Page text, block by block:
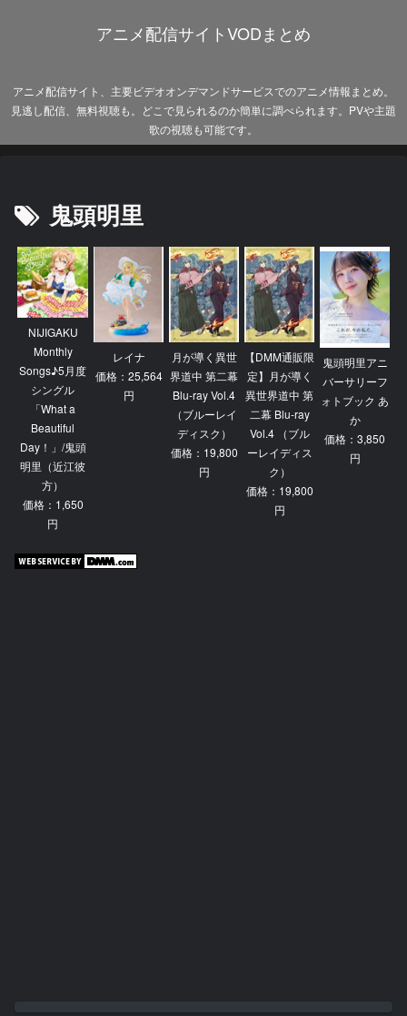
アニメ配信サイトVODまとめ
アニメ配信サイト、主要ビデオオンデマンドサービスでのアニメ情報まとめ。
見逃し配信、無料視聴も。どこで見られるのか簡単に調べられます。PVや主題
歌の視聴も可能です。
鬼頭明里
NIJIGAKU
Monthly
Songs♪5月度
シングル
「What a
Beautiful
Day！」/鬼頭
明里（近江彼
方）
価格：1,650
円
レイナ
価格：25,564
円
月が導く異世
界道中 第二幕
Blu-ray Vol.4
（ブルーレイ
ディスク）
価格：19,800
円
【DMM通販限
定】月が導く
異世界道中 第
二幕 Blu-ray
Vol.4 （ブル
ーレイディス
ク）
価格：19,800
円
鬼頭明里アニ
バーサリーフ
ォトブック あ
か
価格：3,850
円